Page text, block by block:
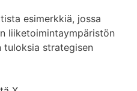
esimerkkiä, jossa
liiketoimintaympäristön
tuloksia strategisen